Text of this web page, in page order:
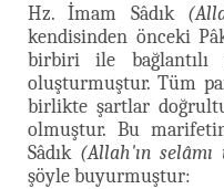
Hz. İmam Sâdık
kendisinden önceki
birbiri ile
oluşturmuştur. Tüm
birlikte şartlar
olmuştur. Bu
Sâdık (Allah'ın
şöyle buyurmuştur: